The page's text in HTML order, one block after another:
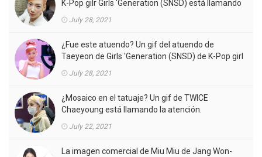
K-Pop gilr Girls 'Generation (SNSD) está llamando
July 28, 2021
¿Fue este atuendo? Un gif del atuendo de
Taeyeon de Girls 'Generation (SNSD) de K-Pop girl
July 28, 2021
¿Mosaico en el tatuaje? Un gif de TWICE
Chaeyoung está llamando la atención.
July 22, 2021
La imagen comercial de Miu Miu de Jang Won-